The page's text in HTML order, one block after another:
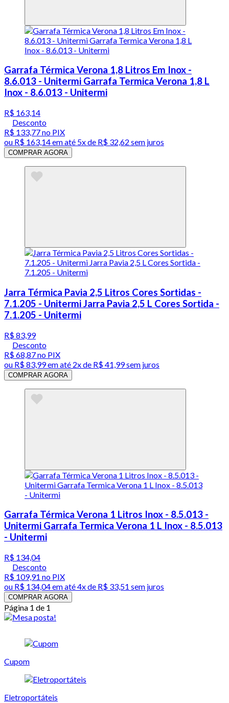
Garrafa Térmica Verona 1,8 Litros Em Inox -
8.6.013 - Unitermi Garrafa Termica Verona 1,8 L
Inox - 8.6.013 - Unitermi
R$ 163,14
Desconto
R$ 133,77no PIX
ou R$ 163,14em até 5x de R$ 32,62 sem juros
COMPRAR AGORA
Jarra Térmica Pavia 2,5 Litros Cores Sortidas -
7.1.205 - Unitermi Jarra Pavia 2,5 L Cores Sortida -
7.1.205 - Unitermi
R$ 83,99
Desconto
R$ 68,87no PIX
ou R$ 83,99em até 2x de R$ 41,99 sem juros
COMPRAR AGORA
Garrafa Térmica Verona 1 Litros Inox - 8.5.013 -
Unitermi Garrafa Termica Verona 1 L Inox - 8.5.013
- Unitermi
R$ 134,04
Desconto
R$ 109,91 no PIX
ou R$ 134,04em até4x de R$ 33,51 sem juros
COMPRAR AGORA
Página 1 de 1
Cupom
Eletroportáteis